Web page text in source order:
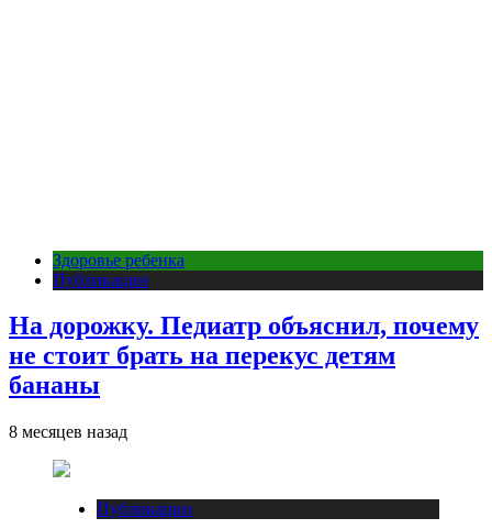
Здоровье ребенка
Публикации
На дорожку. Педиатр объяснил, почему
не стоит брать на перекус детям
бананы
8 месяцев назад
Публикации